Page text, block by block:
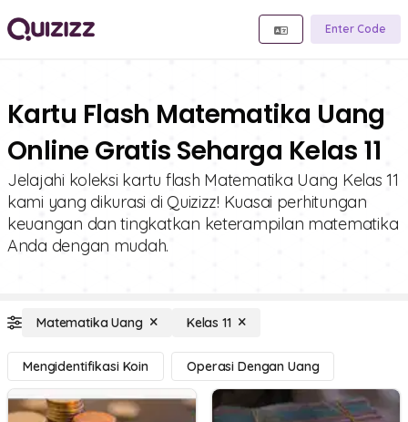
Enter Code
Kartu Flash Matematika Uang
Online Gratis Seharga Kelas 11
Jelajahi koleksi kartu flash Matematika Uang Kelas 11
kami yang dikurasi di Quizizz! Kuasai perhitungan
keuangan dan tingkatkan keterampilan matematika
Anda dengan mudah.
Matematika Uang Kelas 11
Mengidentifikasi Koin Operasi Dengan Uang